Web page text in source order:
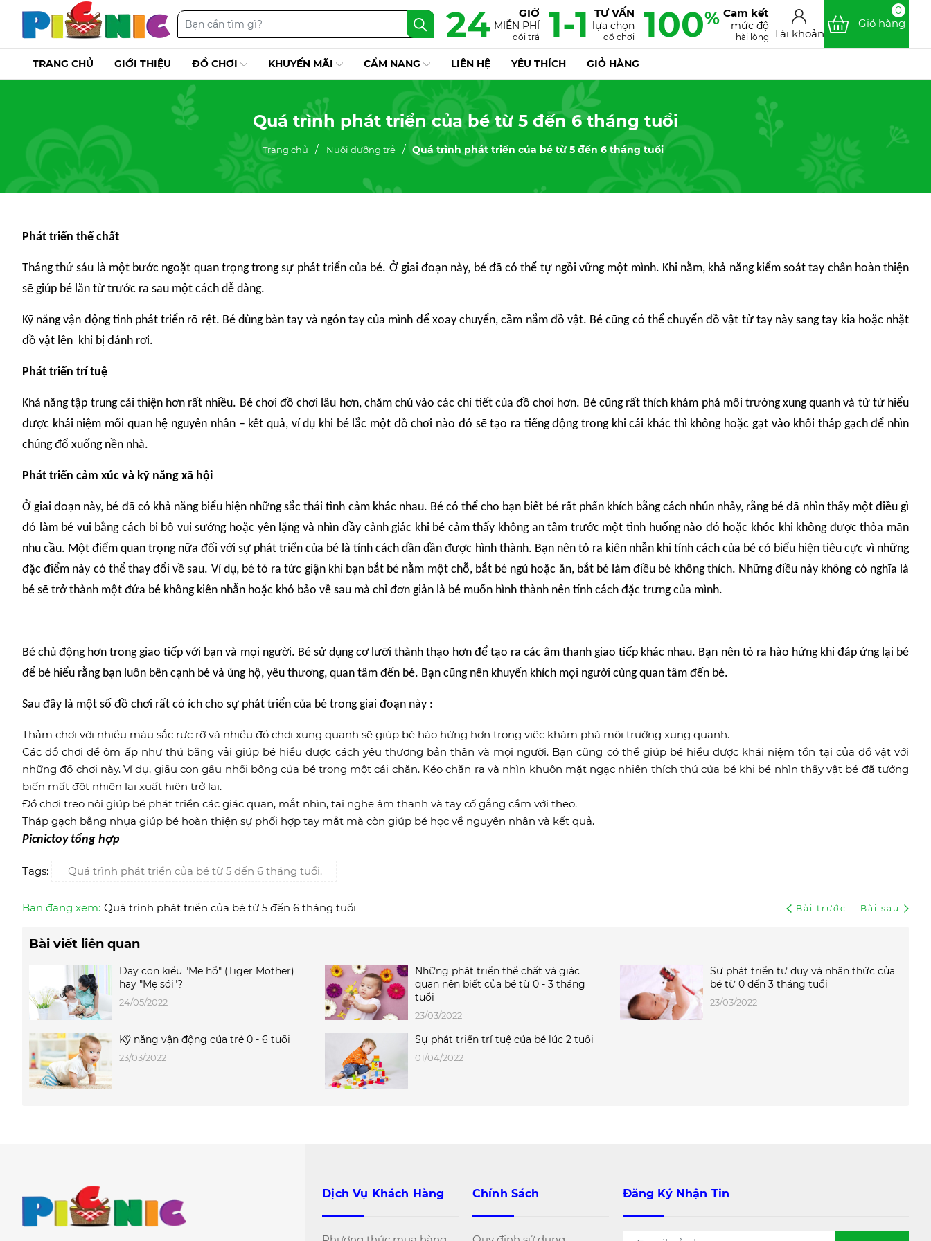
24 GIỜ
MIỄN PHÍ
đổi trả 1-1 TƯ VẤN
lựa chọn
đồ chơi 100% Cam kết
mức độ
hài lòng Tài khoản
0
Giỏ hàng
TRANG CHỦ GIỚI THIỆU ĐỒ CHƠI KHUYẾN MÃI CẨM NANG LIÊN HỆ YÊU THÍCH GIỎ HÀNG
Quá trình phát triển của bé từ 5 đến 6 tháng tuổi
Trang chủ Nuôi dưỡng trẻ Quá trình phát triển của bé từ 5 đến 6 tháng tuổi
Phát triển thể chất
Tháng thứ sáu là một bước ngoặt quan trọng trong sự phát triển của bé. Ở giai đoạn này, bé đã có thể tự ngồi vững một mình. Khi nằm, khả năng kiểm soát tay chân hoàn thiện
sẽ giúp bé lăn từ trước ra sau một cách dễ dàng.
Kỹ năng vận động tinh phát triển rõ rệt. Bé dùng bàn tay và ngón tay của mình để xoay chuyển, cầm nắm đồ vật. Bé cũng có thể chuyển đồ vật từ tay này sang tay kia hoặc nhặt
đồ vật lên khi bị đánh rơi.
Phát triển trí tuệ
Khả năng tập trung cải thiện hơn rất nhiều. Bé chơi đồ chơi lâu hơn, chăm chú vào các chi tiết của đồ chơi hơn. Bé cũng rất thích khám phá môi trường xung quanh và từ từ hiểu
được khái niệm mối quan hệ nguyên nhân – kết quả, ví dụ khi bé lắc một đồ chơi nào đó sẽ tạo ra tiếng động trong khi cái khác thì không hoặc gạt vào khối tháp gạch để nhìn
chúng đổ xuống nền nhà.
Phát triển cảm xúc và kỹ năng xã hội
Ở giai đoạn này, bé đã có khả năng biểu hiện những sắc thái tình cảm khác nhau. Bé có thể cho bạn biết bé rất phấn khích bằng cách nhún nhảy, rằng bé đã nhìn thấy một điều gì
đó làm bé vui bằng cách bi bô vui sướng hoặc yên lặng và nhìn đầy cảnh giác khi bé cảm thấy không an tâm trước một tình huống nào đó hoặc khóc khi không được thỏa mãn
nhu cầu. Một điểm quan trọng nữa đối với sự phát triển của bé là tính cách dần dần được hình thành. Bạn nên tỏ ra kiên nhẫn khi tính cách của bé có biểu hiện tiêu cực vì những
đặc điểm này có thể thay đổi về sau. Ví dụ, bé tỏ ra tức giận khi bạn bắt bé nằm một chỗ, bắt bé ngủ hoặc ăn, bắt bé làm điều bé không thích. Những điều này không có nghĩa là
bé sẽ trở thành một đứa bé không kiên nhẫn hoặc khó bảo về sau mà chỉ đơn giản là bé muốn hình thành nên tính cách đặc trưng của mình.
Bé chủ động hơn trong giao tiếp với bạn và mọi người. Bé sử dụng cơ lưỡi thành thạo hơn để tạo ra các âm thanh giao tiếp khác nhau. Bạn nên tỏ ra hào hứng khi đáp ứng lại bé
để bé hiểu rằng bạn luôn bên cạnh bé và ủng hộ, yêu thương, quan tâm đến bé. Bạn cũng nên khuyến khích mọi người cùng quan tâm đến bé.
Sau đây là một số đồ chơi rất có ích cho sự phát triển của bé trong giai đoạn này :
Thảm chơi với nhiều màu sắc rực rỡ và nhiều đồ chơi xung quanh sẽ giúp bé hào hứng hơn trong việc khám phá môi trường xung quanh.
Các đồ chơi để ôm ấp như thú bằng vải giúp bé hiểu được cách yêu thương bản thân và mọi người. Bạn cũng có thể giúp bé hiểu được khái niệm tồn tại của đồ vật với
những đồ chơi này. Ví dụ, giấu con gấu nhồi bông của bé trong một cái chăn. Kéo chăn ra và nhìn khuôn mặt ngạc nhiên thích thú của bé khi bé nhìn thấy vật bé đã tưởng
biến mất đột nhiên lại xuất hiện trở lại.
Đồ chơi treo nôi giúp bé phát triển các giác quan, mắt nhìn, tai nghe âm thanh và tay cố gắng cầm với theo.
Tháp gạch bằng nhựa giúp bé hoàn thiện sự phối hợp tay mắt mà còn giúp bé học về nguyên nhân và kết quả.
Picnictoy tổng hợp
Tags: Quá trình phát triển của bé từ 5 đến 6 tháng tuổi.
Bạn đang xem: Quá trình phát triển của bé từ 5 đến 6 tháng tuổi Bài trước Bài sau
Bài viết liên quan
Dạy con kiểu "Mẹ hổ" (Tiger Mother)
hay "Mẹ sói"?
24/05/2022
Những phát triển thể chất và giác
quan nên biết của bé từ 0 - 3 tháng
tuổi
23/03/2022
Sự phát triển tư duy và nhận thức của
bé từ 0 đến 3 tháng tuổi
23/03/2022
Kỹ năng vận động của trẻ 0 - 6 tuổi
23/03/2022
Sự phát triển trí tuệ của bé lúc 2 tuổi
01/04/2022
Dịch Vụ Khách Hàng Chính Sách Đăng Ký Nhận Tin